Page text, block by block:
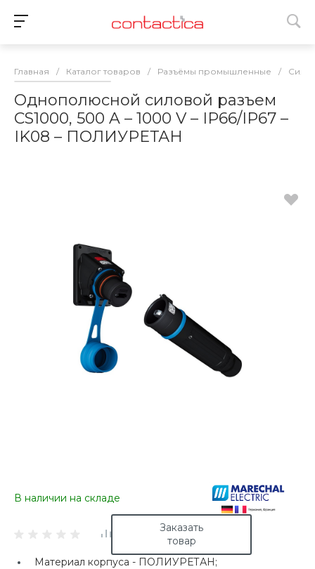
Главная / Каталог товаров / Разъёмы промышленные /
Однополюсной силовой разъем
CS1000, 500 A – 1000 V – IP66/IP67 –
IK08 – ПОЛИУРЕТАН
В наличии на складе
Заказать
товар
Материал корпуса - ПОЛИУРЕТАН;